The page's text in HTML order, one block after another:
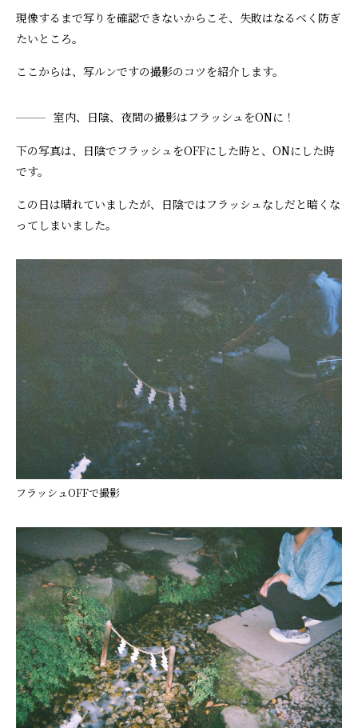
現像するまで写りを確認できないからこそ、失敗はなるべく防ぎ
たいところ。
ここからは、写ルンですの撮影のコツを紹介します。
室内、日陰、夜間の撮影はフラッシュをONに！
下の写真は、日陰でフラッシュをOFFにした時と、ONにした時
です。
この日は晴れていましたが、日陰ではフラッシュなしだと暗くな
ってしまいました。
フラッシュOFFで撮影